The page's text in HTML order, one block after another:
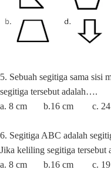
5. Sebuah segitiga sama
segitiga tersebut adalah….
a. 8 cm
b.16 cm c.
6. Segitiga ABC adalah
Jika keliling segitiga
a. 8 cm
b.16 cm c.